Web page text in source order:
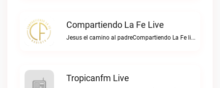
Compartiendo La Fe Live
Jesus el camino al padreCompartiendo La Fe live
Tropicanfm Live